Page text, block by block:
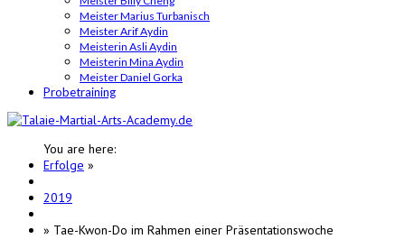
Meister Marius Turbanisch
Meister Arif Aydin
Meisterin Asli Aydin
Meisterin Mina Aydin
Meister Daniel Gorka
Probetraining
You are here:
Erfolge »
2019
» Tae-Kwon-Do im Rahmen einer Präsentationswoche